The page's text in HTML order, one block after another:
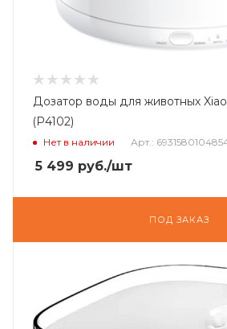
Дозатор воды для животных
(P4102)
Нет в наличии Арт.:
5 499 руб./шт
ПОД ЗАКАЗ